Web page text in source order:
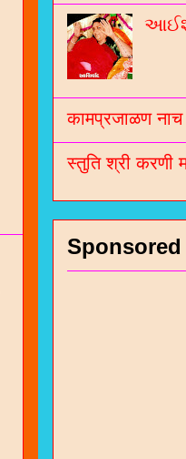
कामप्रजाळण
स्तुति श्री करणी
Sponsored